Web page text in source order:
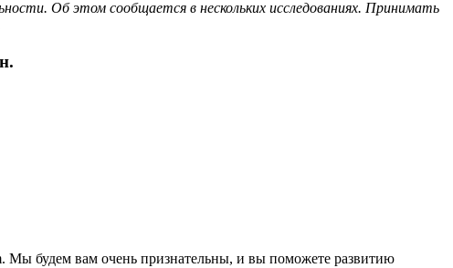
Об этом сообщается в нескольких исследованиях. Принимать
Мы будем вам очень признательны, и вы поможете развитию